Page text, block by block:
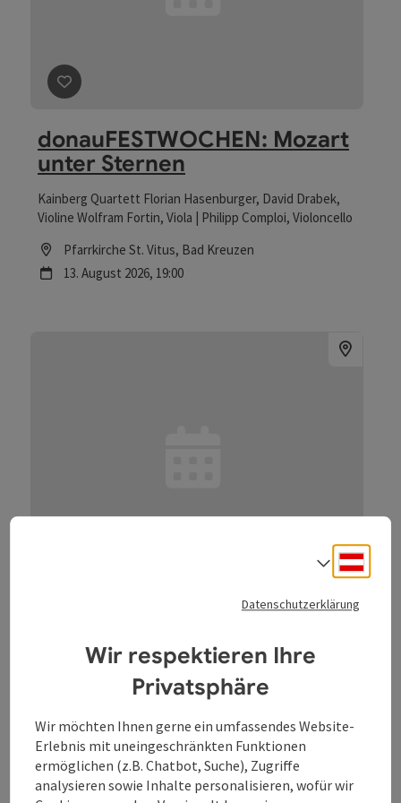
Beitrag merken
donauFESTWOCHEN: Mozart
unter Sternen
Kainberg Quartett Florian Hasenburger, David Drabek,
Violine Wolfram Fortin, Viola | Philipp Comploi, Violoncello
Location
Pfarrkirche St. Vitus, Bad Kreuzen
Nächster Termin
13. August 2026, 19:00
: St. Florianer Brucknertage:
St. Florianer Brucknertage:
Leitung: Frank Falkner Moderation: Joschi Auer Eintritt
frei - um Reservierung wird gebeten: 07224 890270
Location
Stiftskeller, Augustiner-Chorherrenstift St. Florian, St.
Florian
Nächster Termin
13.August2026,19:30
Datenschutzerklärung
Wir respektieren Ihre
Privatsphäre
Wir möchten Ihnen gerne ein umfassendes Website-
Erlebnis mit uneingeschränkten Funktionen
ermöglichen (z.B. Chatbot, Suche), Zugriffe
analysieren sowie Inhalte personalisieren, wofür wir